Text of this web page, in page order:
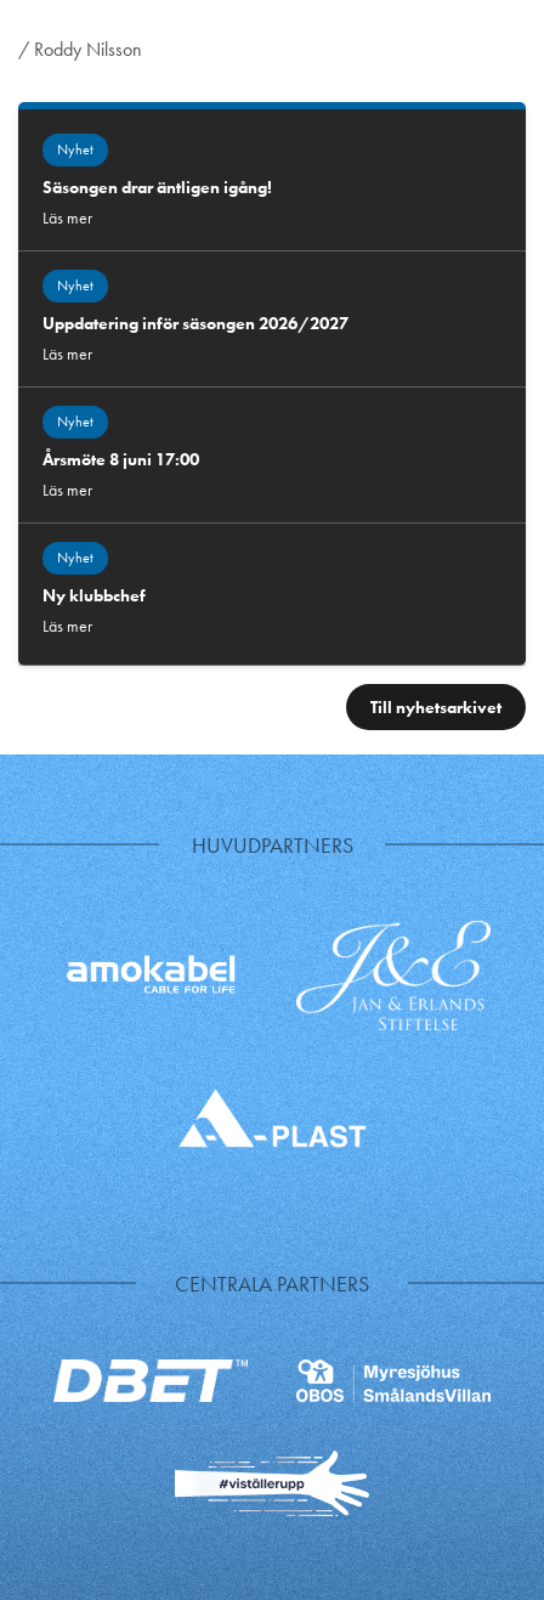
/ Roddy Nilsson
Nyhet
Säsongen drar äntligen igång!
Läs mer
Nyhet
Uppdatering inför säsongen 2026/2027
Läs mer
Nyhet
Årsmöte 8 juni 17:00
Läs mer
Nyhet
Ny klubbchef
Läs mer
Till nyhetsarkivet
HUVUDPARTNERS
CENTRALA PARTNERS